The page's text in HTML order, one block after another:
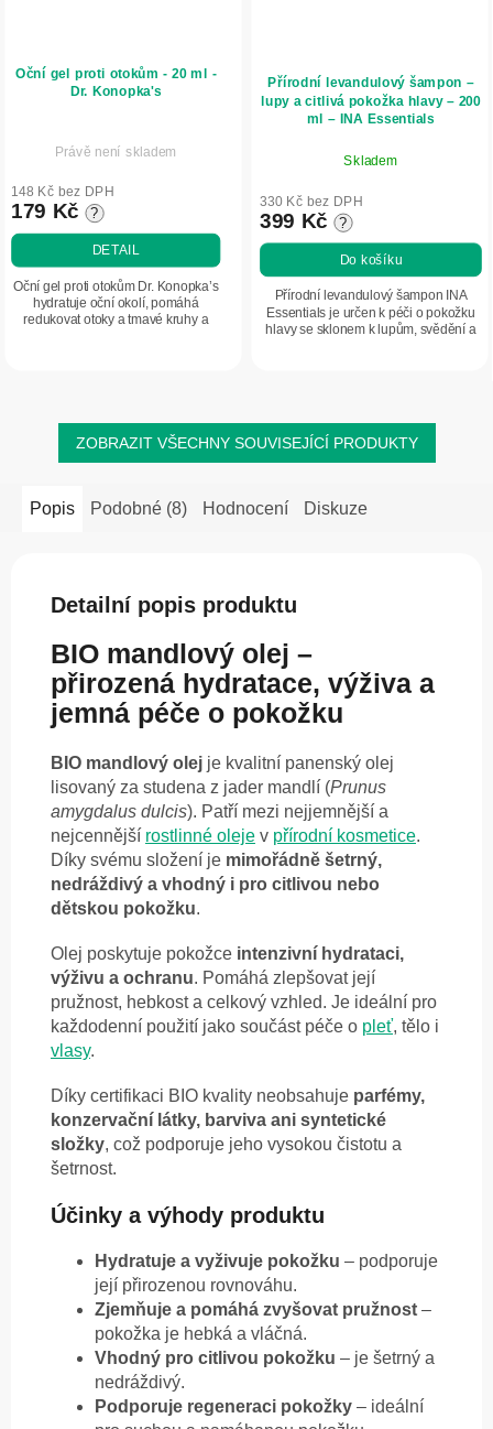
Oční gel proti otokům - 20 ml -
Dr. Konopka's
Právě není skladem
148 Kč bez DPH
179 Kč ?
DETAIL
Oční gel proti otokům Dr. Konopka’s
hydratuje oční okolí, pomáhá
redukovat otoky a tmavé kruhy a
Přírodní levandulový šampon –
lupy a citlivá pokožka hlavy – 200
ml – INA Essentials
Skladem
330 Kč bez DPH
399 Kč ?
Do košíku
Přírodní levandulový šampon INA
Essentials je určen k péči o pokožku
hlavy se sklonem k lupům, svědění a
ZOBRAZIT VŠECHNY SOUVISEJÍCÍ PRODUKTY
Popis Podobné (8) Hodnocení Diskuze
Detailní popis produktu
BIO mandlový olej –
přirozená hydratace, výživa a
jemná péče o pokožku
BIO mandlový olej je kvalitní panenský olej
lisovaný za studena z jader mandlí (Prunus
amygdalus dulcis). Patří mezi nejjemnější a
nejcennější rostlinné oleje v přírodní kosmetice.
Díky svému složení je mimořádně šetrný,
nedráždivý a vhodný i pro citlivou nebo
dětskou pokožku.
Olej poskytuje pokožce intenzivní hydrataci,
výživu a ochranu. Pomáhá zlepšovat její
pružnost, hebkost a celkový vzhled. Je ideální pro
každodenní použití jako součást péče o pleť, tělo i
vlasy.
Díky certifikaci BIO kvality neobsahuje parfémy,
konzervační látky, barviva ani syntetické
složky, což podporuje jeho vysokou čistotu a
šetrnost.
Účinky a výhody produktu
Hydratuje a vyživuje pokožku – podporuje
její přirozenou rovnováhu.
Zjemňuje a pomáhá zvyšovat pružnost –
pokožka je hebká a vláčná.
Vhodný pro citlivou pokožku – je šetrný a
nedráždivý.
Podporuje regeneraci pokožky – ideální